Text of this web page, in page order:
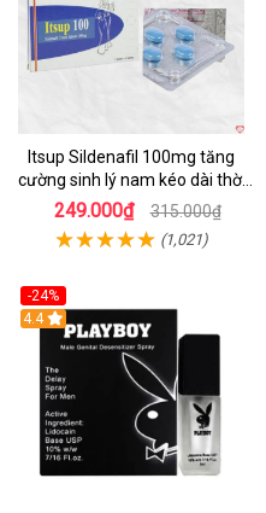
Itsup Sildenafil 100mg tăng
cường sinh lý nam kéo dài thời
gian hiệu quả
249.000₫ 315.000₫
(1,021)
-24%
Hot
4.4